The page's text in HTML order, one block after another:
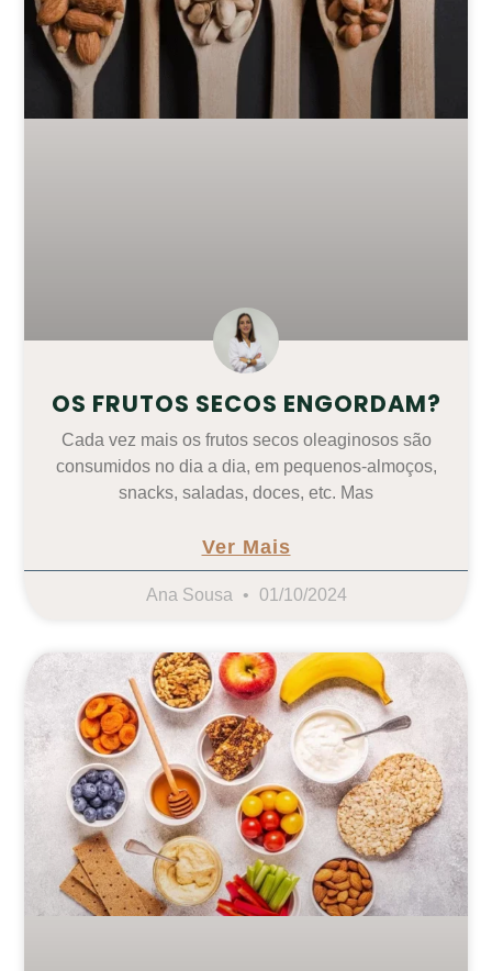
OS FRUTOS SECOS ENGORDAM?
Cada vez mais os frutos secos oleaginosos são
consumidos no dia a dia, em pequenos-almoços,
snacks, saladas, doces, etc. Mas
Ver Mais
Ana Sousa 01/10/2024